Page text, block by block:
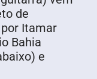
de
Itamar
Bahia
e